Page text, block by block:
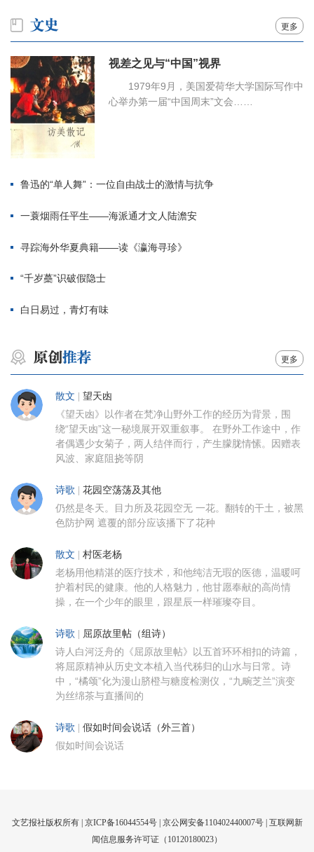
更多
视差之见与“中国”视界
1979年9月，美国爱荷华大学国际写作中
心举办第一届“中国周末”文会……
鲁迅的“单人舞”：一位自由战士的激情与抗争
一蓑烟雨任平生——海派通才文人陆澹安
寻踪海外华夏典籍——读《瀛海寻珍》
“千岁蘽”识破假隐士
白日易过，青灯有味
更多
散文 | 望天凼
《望天凼》以作者在梵净山野外工作的经历为背景，围
绕“望天凼”这一秘境展开双重叙事。 在野外工作途中，作
者偶遇少女菊子，两人结伴而行，产生朦胧情愫。因赠表
风波、家庭阻挠等阴
诗歌 | 花园空荡荡及其他
仍然是冬天。目力所及花园空无 一花。翻转的干土，被黑
色防护网 遮覆的部分应该播下了花种
散文 | 村医老杨
老杨用他精湛的医疗技术，和他纯洁无瑕的医德，温暖呵
护着村民的健康。他的人格魅力，他甘愿奉献的高尚情
操，在一个少年的眼里，跟星辰一样璀璨夺目。
诗歌 | 屈原故里帖（组诗）
诗人白河泛舟的《屈原故里帖》以五首环环相扣的诗篇，
将屈原精神从历史文本植入当代秭归的山水与日常。诗
中，“橘颂”化为漫山脐橙与糖度检测仪，“九畹芝兰”演变
为丝绵茶与直播间的
诗歌 | 假如时间会说话（外三首）
假如时间会说话
文艺报社版权所有 | 京ICP备16044554号| 京公网安备110402440007号 | 互联网新
闻信息服务许可证（10120180023）